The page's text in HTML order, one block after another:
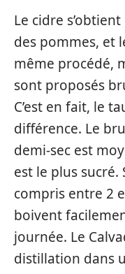
Le cidre
des pommes, et
même procédé,
sont proposés
C’est en fait, le
différence. Le
demi-sec est
est le plus sucré.
compris entre 2
boivent
journée. Le
distillation dans